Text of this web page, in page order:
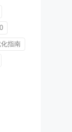
指南